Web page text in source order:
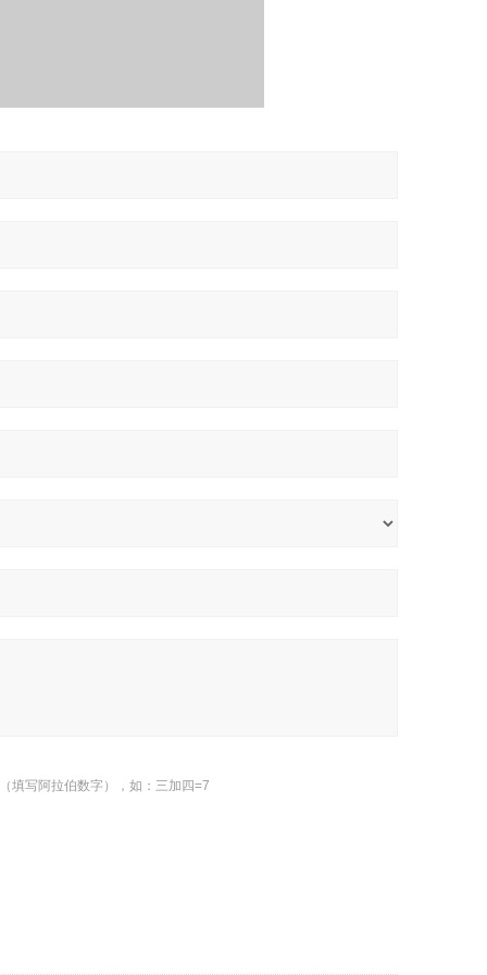
填写阿拉伯数字），如：三加四=7